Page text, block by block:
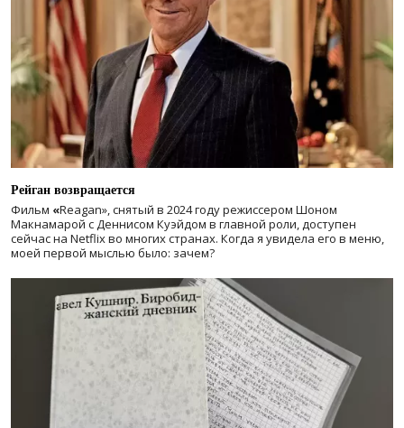
Рейган возвращается
Фильм «Reagan», снятый в 2024 годурежиссером Шоном
Макнамарой с Деннисом Куэйдом в главной роли, доступен
сейчас на Netflix во многих странах. Когда я увидела его в меню,
моей первой мыслью было: зачем?